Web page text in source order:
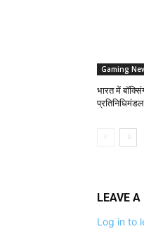
Gaming
भारत में
LEAVE A
Log in to